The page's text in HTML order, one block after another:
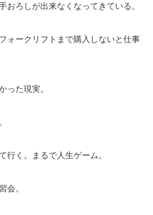
おろしが出来なくなってきている。
ォークリフトまで購入しないと仕事
った現実。
行く。まるで人生ゲーム。
会。